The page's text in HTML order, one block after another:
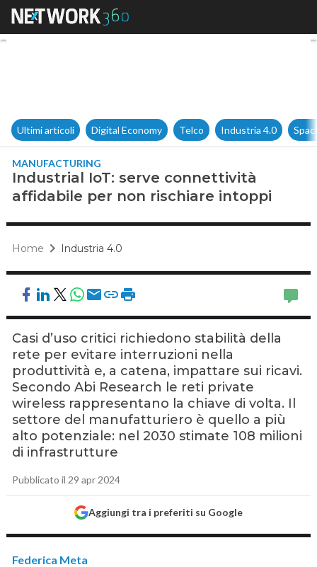
Industrial IoT: serve
Ultimi articoli Digital Economy Telco Industria 4.0
MANUFACTURING
Industrial IoT: serve connettività
affidabile per non rischiare intoppi
Home Industria 4.0
Casi d’uso critici richiedono stabilità della
rete per evitare interruzioni nella
produttività e, a catena, impattare sui ricavi.
Secondo Abi Research le reti private
wireless rappresentano la chiave di volta. Il
settore del manufatturiero è quello a più
alto potenziale: nel 2030 stimate 108 milioni
di infrastrutture
Pubblicato il 29 apr 2024
Aggiungi tra i preferiti su Google
Federica Meta